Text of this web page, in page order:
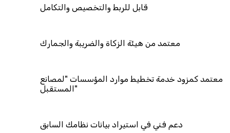
قابل للربط والتخصيص والتكامل
معتمد من هيئة الزكاة والضريبة والجمارك
معتمد كمزود خدمة تخطيط موارد المؤسسات "لمصانع
المستقبل"
دعم فني في استيراد بيانات نظامك السابق